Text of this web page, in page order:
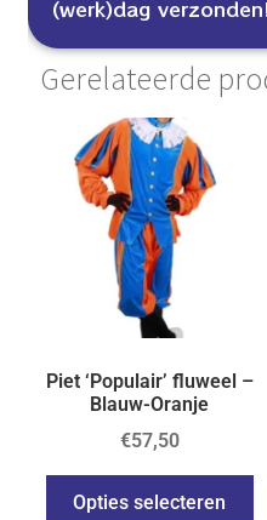
(werk)dag
Gerelateerde
Piet ‘Populair’ fluweel –
Blauw-Oranje
€57,50
Opties selecteren